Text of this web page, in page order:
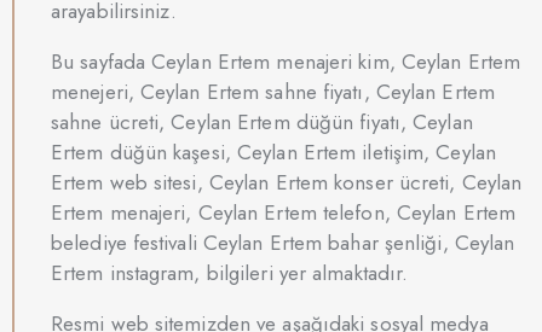
arayabilirsiniz.
Bu sayfada Ceylan Ertem menajeri kim, Ceylan Ertem
menejeri, Ceylan Ertem sahne fiyatı, Ceylan Ertem
sahne ücreti, Ceylan Ertem düğün fiyatı, Ceylan
Ertem düğün kaşesi, Ceylan Ertem iletişim, Ceylan
Ertem web sitesi, Ceylan Ertem konser ücreti, Ceylan
Ertem menajeri, Ceylan Ertem telefon, Ceylan Ertem
belediye festivali Ceylan Ertem bahar şenliği, Ceylan
Ertem instagram, bilgileri yer almaktadır.
Resmi web sitemizden ve aşağıdaki sosyal medya